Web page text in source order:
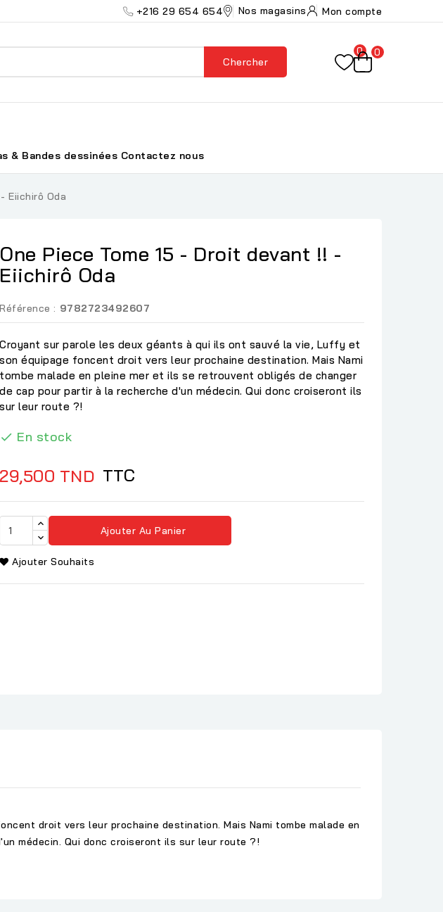
+216 29 654 654 Nos magasins Mon compte
Chercher
0 0
& Bandes dessinées Contactez nous
Eiichirô Oda
One Piece Tome 15 - Droit devant !! -
Eiichirô Oda
Référence : 9782723492607
Croyant sur parole les deux géants à qui ils ont sauvé la vie, Luffy et
son équipage foncent droit vers leur prochaine destination. Mais Nami
tombe malade en pleine mer et ils se retrouvent obligés de changer
de cap pour partir à la recherche d'un médecin. Qui donc croiseront ils
sur leur route ?!
 En stock
29,500 TND TTC
Ajouter Au Panier
Ajouter Souhaits
droit vers leur prochaine destination. Mais Nami tombe malade en
médecin. Qui donc croiseront ils sur leur route ?!